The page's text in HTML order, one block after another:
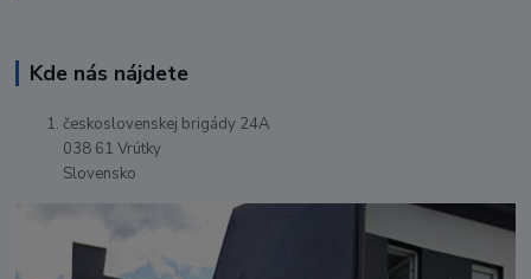
Kde nás nájdete
československej brigády 24A
038 61 Vrútky
Slovensko